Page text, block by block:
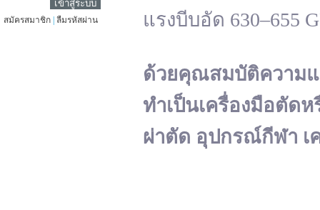
สมัครสมาชิก ลืมรหัสผ่าน
แรงบีบอัด 630–655
ด้วยคุณสมบัติความแ
ทำเป็นเครื่องมือตัดห
ผ่าตัด อุปกรณ์กีฬา เ